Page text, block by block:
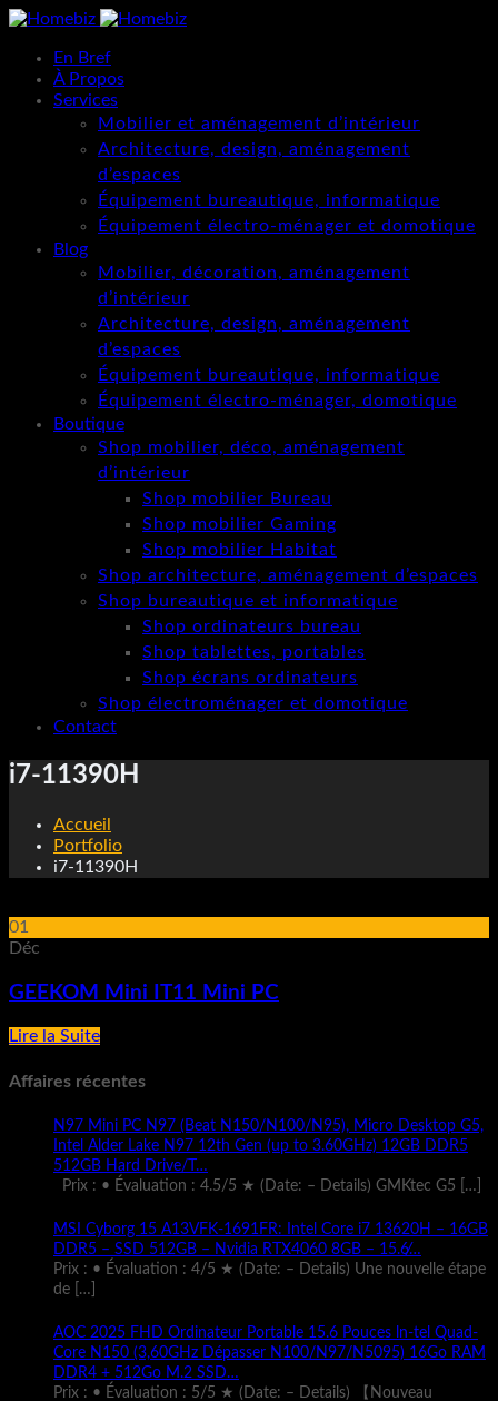
En Bref
À Propos
Services
Mobilier et aménagement d’intérieur
Architecture, design, aménagement
d’espaces
Équipement bureautique, informatique
Équipement électro-ménager et domotique
Blog
Mobilier, décoration, aménagement
d’intérieur
Architecture, design, aménagement
d’espaces
Équipement bureautique, informatique
Équipement électro-ménager, domotique
Boutique
Shop mobilier, déco, aménagement
d’intérieur
Shop mobilier Bureau
Shop mobilier Gaming
Shop mobilier Habitat
Shop architecture, aménagement d’espaces
Shop bureautique et informatique
Shop ordinateurs bureau
Shop tablettes, portables
Shop écrans ordinateurs
Shop électroménager et domotique
Contact
i7-11390H
Accueil
Portfolio
i7-11390H
01
Déc
GEEKOM Mini IT11 Mini PC
Lire la Suite
Affaires récentes
N97 Mini PC N97 (Beat N150/N100/N95), Micro Desktop G5,
Intel Alder Lake N97 12th Gen (up to 3.60GHz) 12GB DDR5
512GB Hard Drive/T…
Prix : • Évaluation : 4.5/5 ★ (Date: – Details) GMKtec G5
[…]
MSI Cyborg 15 A13VFK-1691FR: Intel Core i7 13620H – 16GB
DDR5 – SSD 512GB – Nvidia RTX4060 8GB – 15.6̸…
Prix : • Évaluation : 4/5 ★ (Date: – Details) Une nouvelle étape
de
[…]
AOC 2025 FHD Ordinateur Portable 15.6 Pouces ln-tel Quad-
Core N150 (3,60GHz Dépasser N100/N97/N5095) 16Go RAM
DDR4 + 512Go M.2 SSD…
Prix : • Évaluation : 5/5 ★ (Date: – Details) 【Nouveau